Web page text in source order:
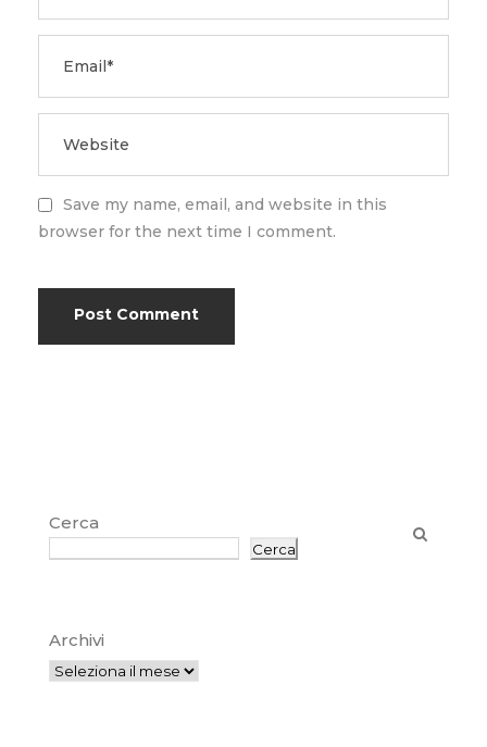
Save my name, email, and website in this
browser for the next time I comment.
Cerca
Cerca
Archivi